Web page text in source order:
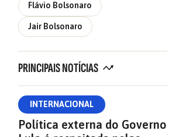
Flávio Bolsonaro
Jair Bolsonaro
PRINCIPAIS NOTÍCIAS
INTERNACIONAL
Política externa do Governo